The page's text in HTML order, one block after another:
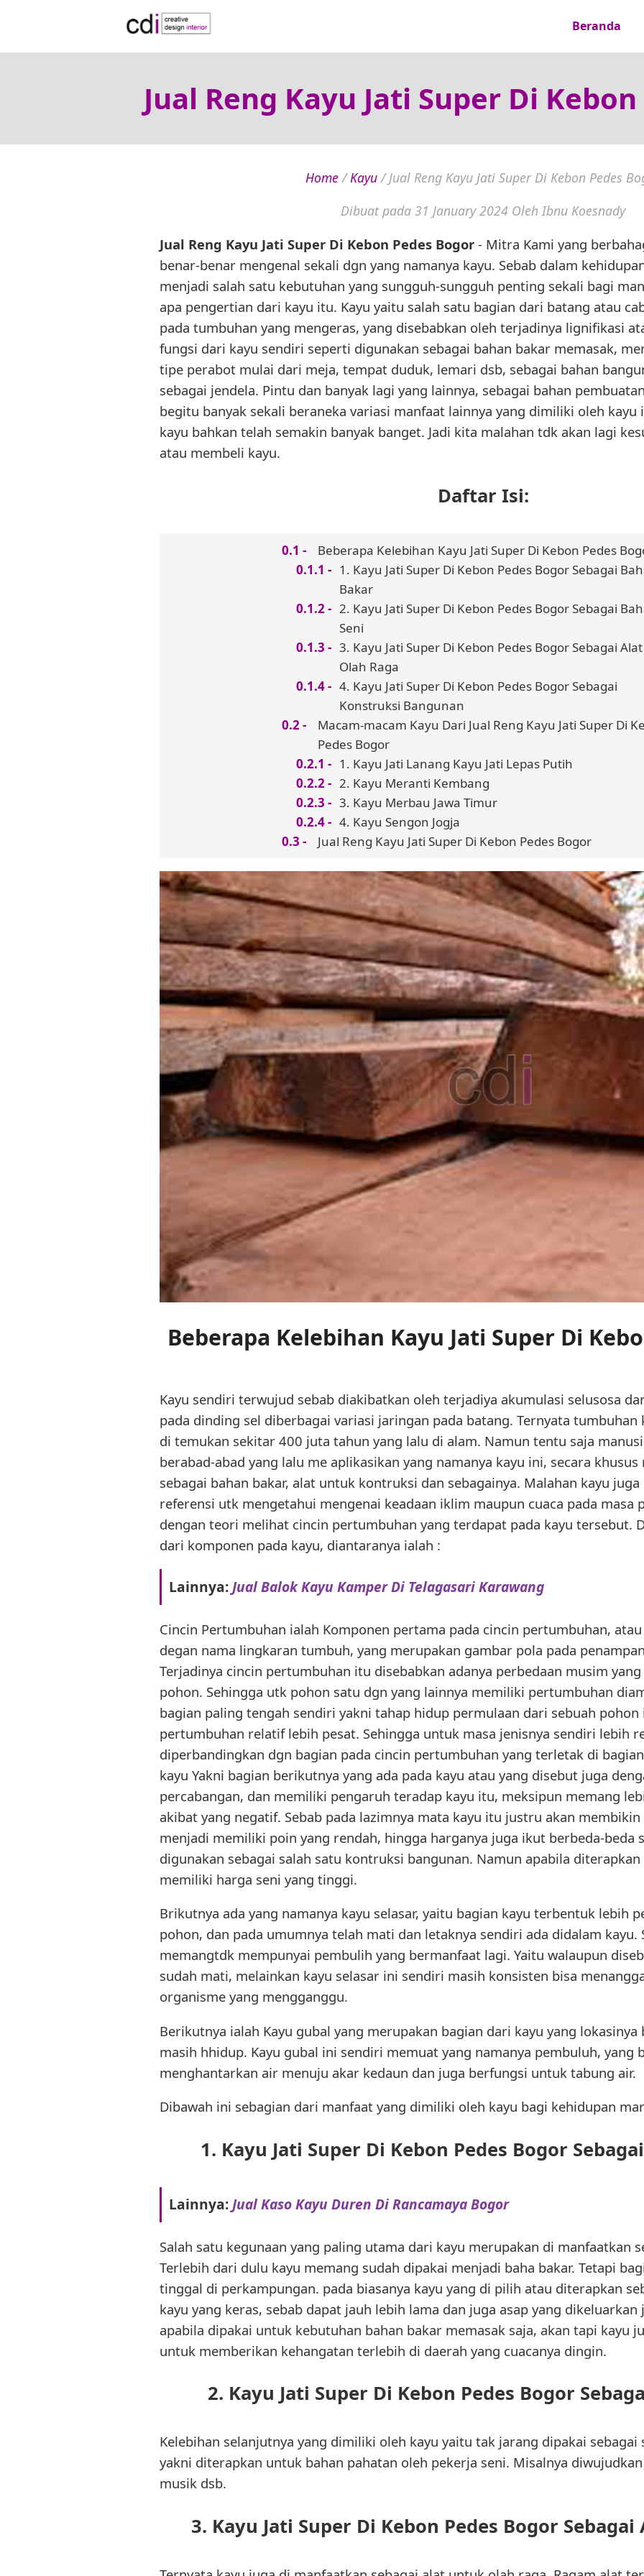
Beranda
Jual Reng Kayu Jati Super Di
Home/Kayu/Jual Reng Kayu Jati Super Di Kebon Pedes
Dibuat pada 31 January 2024 Oleh Ibnu Koesnady
Jual Reng Kayu Jati Super Di Kebon Pedes Bogor - Mitra Kami yang
benar-benar mengenal sekali dgn yang namanya kayu. Sebab dalam
menjadi salah satu kebutuhan yang sungguh-sungguh penting sekali bagi
apa pengertian dari kayu itu. Kayu yaitu salah satu bagian dari batang atau
pada tumbuhan yang mengeras, yang disebabkan oleh terjadinya lignifikasi
fungsi dari kayu sendiri seperti digunakan sebagai bahan bakar memasak,
tipe perabot mulai dari meja, tempat duduk, lemari dsb, sebagai bahan
sebagai jendela. Pintu dan banyak lagi yang lainnya, sebagai bahan
begitu banyak sekali beraneka variasi manfaat lainnya yang dimiliki oleh kayu
kayu bahkan telah semakin banyak banget. Jadi kita malahan tdk akan lagi
atau membeli kayu.
Daftar Isi:
Beberapa Kelebihan Kayu Jati Super Di Kebon Pedes
1. Kayu Jati Super Di Kebon Pedes Bogor Sebagai
Bakar
2. Kayu Jati Super Di Kebon Pedes Bogor Sebagai
Seni
3. Kayu Jati Super Di Kebon Pedes Bogor Sebagai Alat
Olah Raga
4. Kayu Jati Super Di Kebon Pedes Bogor Sebagai
Konstruksi Bangunan
Macam-macam Kayu Dari Jual Reng Kayu Jati Super Di
Pedes Bogor
1. Kayu Jati Lanang Kayu Jati Lepas Putih
2. Kayu Meranti Kembang
3. Kayu Merbau Jawa Timur
4. Kayu Sengon Jogja
Jual Reng Kayu Jati Super Di Kebon Pedes Bogor
Beberapa Kelebihan Kayu Jati Super Di
Kayu sendiri terwujud sebab diakibatkan oleh terjadiya akumulasi selusosa
pada dinding sel diberbagai variasi jaringan pada batang. Ternyata
di temukan sekitar 400 juta tahun yang lalu di alam. Namun tentu saja
berabad-abad yang lalu me aplikasikan yang namanya kayu ini, secara
sebagai bahan bakar, alat untuk kontruksi dan sebagainya. Malahan kayu
referensi utk mengetahui mengenai keadaan iklim maupun cuaca pada masa
dengan teori melihat cincin pertumbuhan yang terdapat pada kayu tersebut.
dari komponen pada kayu, diantaranya ialah :
Lainnya:Jual Balok Kayu Kamper Di Telagasari Karawang
Cincin Pertumbuhan ialah Komponen pertama pada cincin pertumbuhan,
degan nama lingkaran tumbuh, yang merupakan gambar pola pada
Terjadinya cincin pertumbuhan itu disebabkan adanya perbedaan musim
pohon. Sehingga utk pohon satu dgn yang lainnya memiliki pertumbuhan
bagian paling tengah sendiri yakni tahap hidup permulaan dari sebuah
pertumbuhan relatif lebih pesat. Sehingga untuk masa jenisnya sendiri lebih
diperbandingkan dgn bagian pada cincin pertumbuhan yang terletak di
kayu Yakni bagian berikutnya yang ada pada kayu atau yang disebut juga
percabangan, dan memiliki pengaruh teradap kayu itu, meksipun memang
akibat yang negatif. Sebab pada lazimnya mata kayu itu justru akan
menjadi memiliki poin yang rendah, hingga harganya juga ikut berbeda-beda
digunakan sebagai salah satu kontruksi bangunan. Namun apabila
memiliki harga seni yang tinggi.
Brikutnya ada yang namanya kayu selasar, yaitu bagian kayu terbentuk lebih
pohon, dan pada umumnya telah mati dan letaknya sendiri ada didalam kayu.
memangtdk mempunyai pembulih yang bermanfaat lagi. Yaitu walaupun
sudah mati, melainkan kayu selasar ini sendiri masih konsisten bisa
organisme yang mengganggu.
Berikutnya ialah Kayu gubal yang merupakan bagian dari kayu yang
masih hhidup. Kayu gubal ini sendiri memuat yang namanya pembuluh, yang
menghantarkan air menuju akar kedaun dan juga berfungsi untuk tabung air.
Dibawah ini sebagian dari manfaat yang dimiliki oleh kayu bagi kehidupan
1. Kayu Jati Super Di Kebon Pedes Bogor
Lainnya:Jual Kaso Kayu Duren Di Rancamaya Bogor
Salah satu kegunaan yang paling utama dari kayu merupakan di manfaatkan
Terlebih dari dulu kayu memang sudah dipakai menjadi baha bakar. Tetapi
tinggal di perkampungan. pada biasanya kayu yang di pilih atau diterapkan
kayu yang keras, sebab dapat jauh lebih lama dan juga asap yang
apabila dipakai untuk kebutuhan bahan bakar memasak saja, akan tapi kayu
untuk memberikan kehangatan terlebih di daerah yang cuacanya dingin.
2. Kayu Jati Super Di Kebon Pedes Bogor
Kelebihan selanjutnya yang dimiliki oleh kayu yaitu tak jarang dipakai sebagai
yakni diterapkan untuk bahan pahatan oleh pekerja seni. Misalnya
musik dsb.
3. Kayu Jati Super Di Kebon Pedes Bogor Sebagai